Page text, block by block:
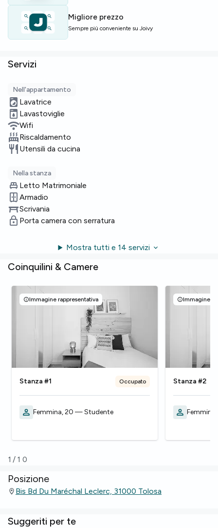
Migliore prezzo
Sempre più conveniente su Joivy
Servizi
Nell'appartamento
Lavatrice
Lavastoviglie
Wifi
Riscaldamento
Utensili da cucina
Nella stanza
Letto Matrimoniale
Armadio
Scrivania
Porta camera con serratura
Mostra tutti e 14 servizi
Coinquilini & Camere
Immagine rappresentativa
Stanza #1 Occupato
Femmina, 20 — Studente
Immagine
Stanza #2
1/ 10
Posizione
Bis Bd Du Maréchal Leclerc, 31000 Tolosa
Suggeriti per te